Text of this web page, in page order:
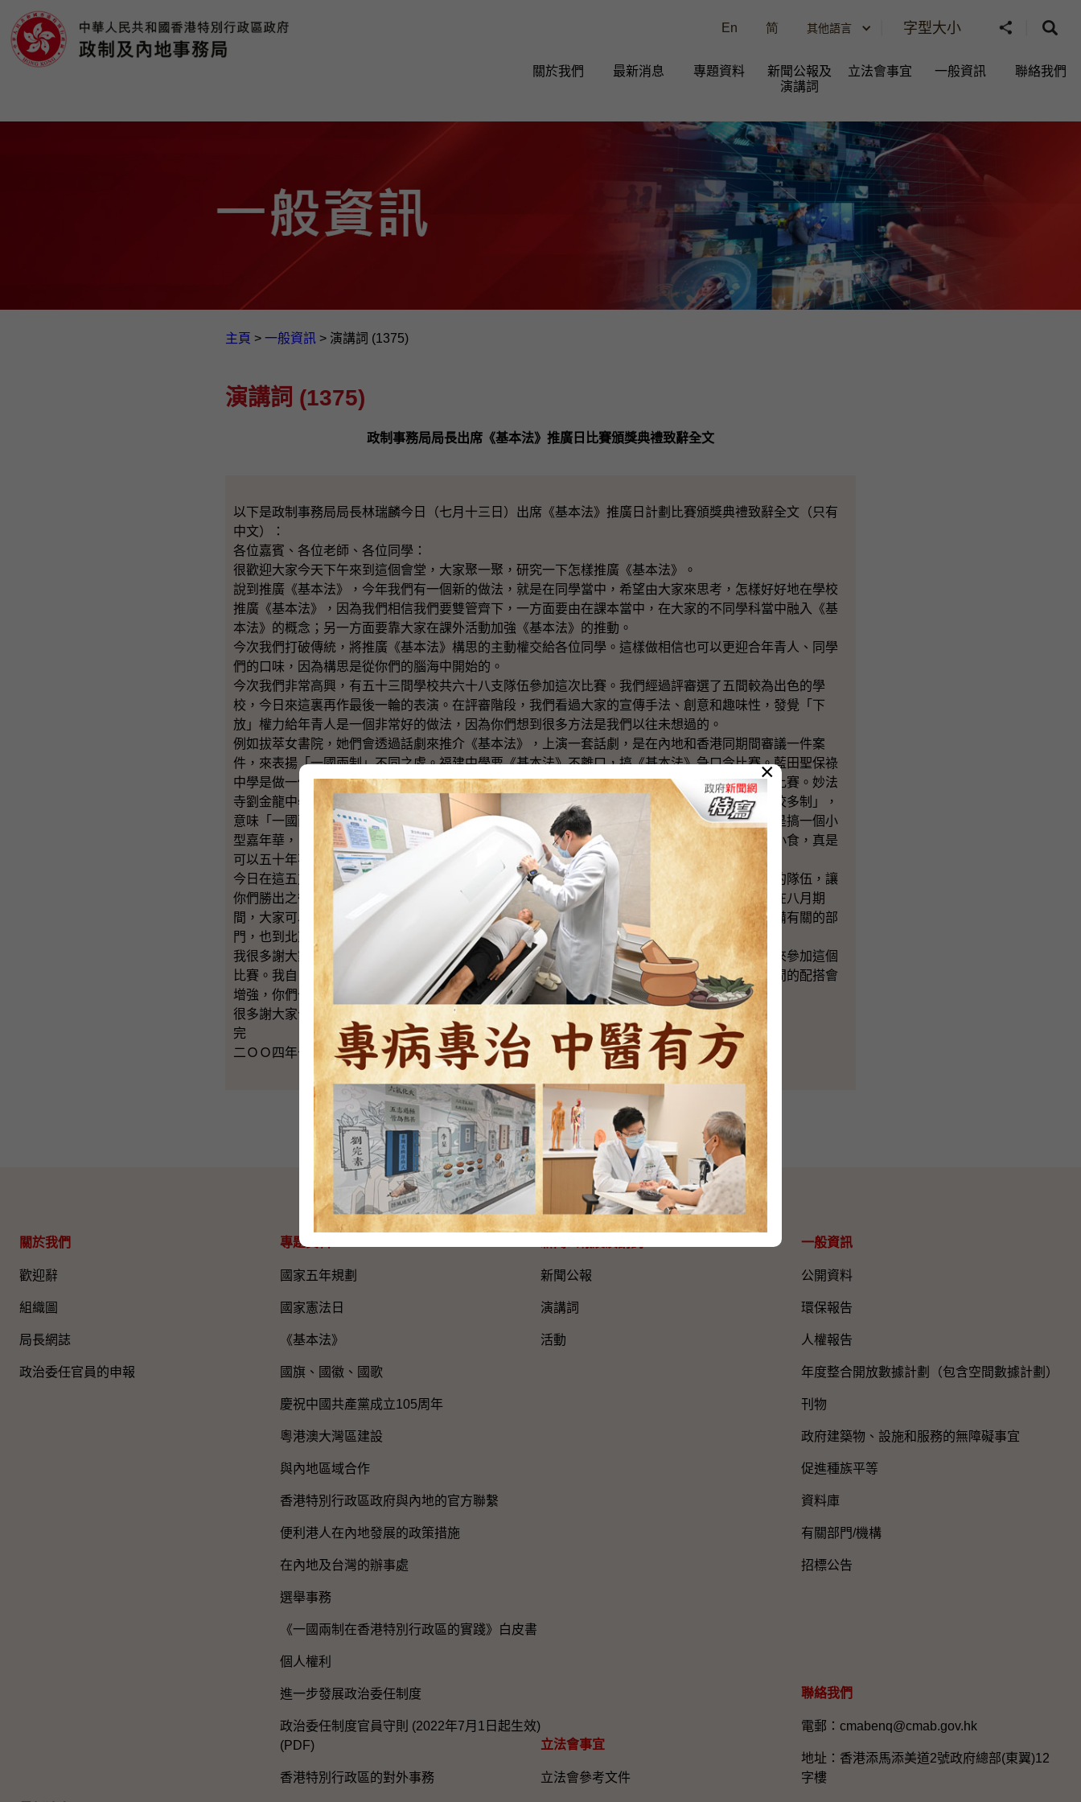
En 简 其他語言 字型大小
關於我們 最新消息 專題資料
新聞公報及
演講詞
立法會事宜 一般資訊​ 聯絡我們
主頁 > 一般資訊​ > 演講詞 (1375)
演講詞 (1375)
政制事務局局長出席《基本法》推廣日比賽頒獎典禮致辭全文
以下是政制事務局局長林瑞麟今日（七月十三日）出席《基本法》推廣日計劃比賽頒獎典禮致辭全文（只有
中文）：
各位嘉賓、各位老師、各位同學：
很歡迎大家今天下午來到這個會堂，大家聚一聚，研究一下怎樣推廣《基本法》。
說到推廣《基本法》，今年我們有一個新的做法，就是在同學當中，希望由大家來思考，怎樣好好地在學校
推廣《基本法》，因為我們相信我們要雙管齊下，一方面要由在課本當中，在大家的不同學科當中融入《基
本法》的概念；另一方面要靠大家在課外活動加強《基本法》的推動。
今次我們打破傳統，將推廣《基本法》構思的主動權交給各位同學。這樣做相信也可以更迎合年青人、同學
們的口味，因為構思是從你們的腦海中開始的。
今次我們非常高興，有五十三間學校共六十八支隊伍參加這次比賽。我們經過評審選了五間較為出色的學
校，今日來這裏再作最後一輪的表演。在評審階段，我們看過大家的宣傳手法、創意和趣味性，發覺「下
放」權力給年青人是一個非常好的做法，因為你們想到很多方法是我們以往未想過的。
例如拔萃女書院，她們會透過話劇來推介《基本法》，上演一套話劇，是在內地和香港同期間審議一件案
件，來表揚「一國兩制」不同之處。福建中學要《基本法》不離口，搞《基本法》急口令比賽。藍田聖保祿
中學是做一個多樣式的《基本法》推廣，低年級的同學畫漫畫，而高年級的同學則做一個廣播劇比賽。妙法
寺劉金龍中學就有一個迷你的《基本法》推廣，每一班的同學為自己班制定一套規條法規，「一校多制」，
意味「一國兩制」（在學校內）「進一步發展」。最後一間麗澤中學就有一個別出心裁的做法，是搞一個小
型嘉年華，《基本法》變成很多不同的小食。我不知道「港人治港」、「五十年不變」是哪一種小食，真是
可以五十年不變呢？
今日在這五支隊伍中，我們有冠、亞、季軍，也有兩個優異獎。我們政制事務局很願意資助不同的隊伍，讓
你們勝出之後，在下一個學年，可以在你們的學校真真正正舉辦你們構思的活動。我們也會安排在八月期
間，大家可以去北京訪問，走訪一下不同的部門，特別是一些跟《基本法》草擬、《基本法》籌備有關的部
門，也到北京和周邊的地區遊歷一下，更加認識內地的風土人情。
我很多謝大家在過去這幾個月用了這麼多的心思意念，來做好今次《基本法》推廣的活動，以及來參加這個
比賽。我自己做中學生的時候，也很着重在學校參加不同的活動，我相信透過這些活動，同學之間的配搭會
增強，你們也可以發揮一下書本以外的意念。
很多謝大家今日來，我現在拭目以待，看看大家在這一小時有什麼表演跟大家分享。多謝大家。
完
二ＯＯ四年七月十三日（星期二）
網站地圖
關於我們
歡迎辭
組織圖​
局長網誌
政治委任官員的申報
專題資料
國家五年規劃
國家憲法日
《基本法》
國旗、國徽、國歌
慶祝中國共產黨成立105周年
粵港澳大灣區建設
與內地區域合作
香港特別行政區政府與內地的官方聯繫
便利港人在內地發展的政策措施
在內地及台灣的辦事處
選舉事務
《一國兩制在香港特別行政區的實踐》白皮書
個人權利
進一步發展政治委任制度
政治委任制度官員守則 (2022年7月1日起生效)
(PDF)
香港特別行政區的對外事務
新聞公報
演講詞
活動
立法會事宜
立法會參考文件
一般資訊​
公開資料
環保報告
人權報告
年度整合開放數據計劃（包含空間數據計劃）
刊物
政府建築物、設施和服務的無障礙事宜
促進種族平等
資料庫
有關部門/機構
招標公告
聯絡我們
電郵：cmabenq@cmab.gov.hk​
地址：香港添馬添美道2號政府總部(東翼)12
字樓
×